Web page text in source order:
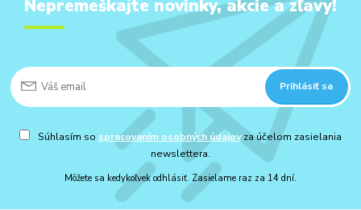
Nepremeškajte novinky, akcie a zľavy!
Prihlásiť sa
Súhlasím so spracovaním osobných údajovza účelom zasielania
newslettera.
Môžete sa kedykoľvek odhlásiť. Zasielame raz za 14 dní.